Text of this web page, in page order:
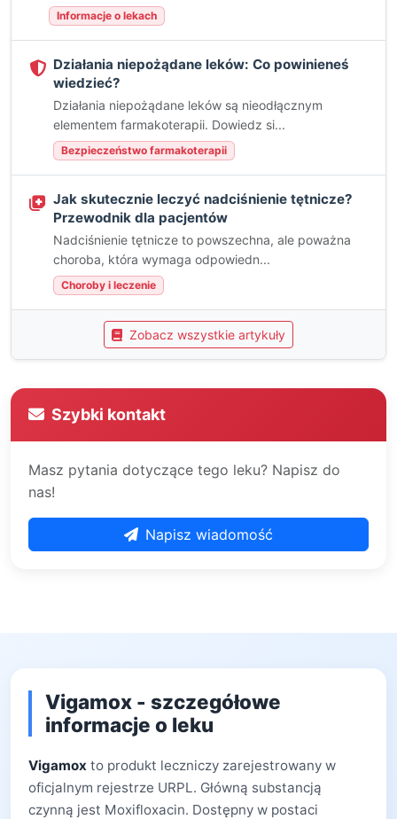
Informacje o lekach
Działania niepożądane leków: Co powinieneś
wiedzieć?
Działania niepożądane leków są nieodłącznym
elementem farmakoterapii. Dowiedz si...
Bezpieczeństwo farmakoterapii
Jak skutecznie leczyć nadciśnienie tętnicze?
Przewodnik dla pacjentów
Nadciśnienie tętnicze to powszechna, ale poważna
choroba, która wymaga odpowiedn...
Choroby i leczenie
Zobacz wszystkie artykuły
Szybki kontakt
Masz pytania dotyczące tego leku? Napisz do
nas!
Napisz wiadomość
Vigamox - szczegółowe
informacje o leku
Vigamox to produkt leczniczy zarejestrowany w
oficjalnym rejestrze URPL. Główną substancją
czynną jest Moxifloxacin. Dostępny w postaci